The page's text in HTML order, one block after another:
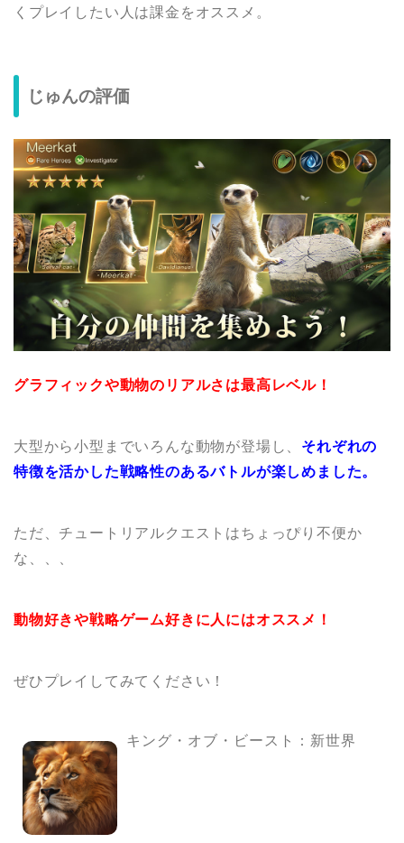
くプレイしたい人は課金をオススメ。
じゅんの評価
グラフィックや動物のリアルさは最高レベル！
大型から小型までいろんな動物が登場し、 それぞれの
特徴を活かした戦略性のあるバトルが楽しめました。
ただ、チュートリアルクエストはちょっぴり不便か
な、、、
動物好きや戦略ゲーム好きに人にはオススメ！
ぜひプレイしてみてください！
キング・オブ・ビースト：新世界